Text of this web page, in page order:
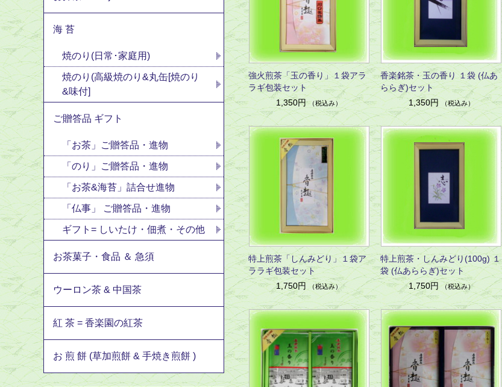
強火煎茶「玉の香り」１袋アラ
ラギ包装セット
1,350円 （税込み）
香楽銘茶・玉の香り １袋 (仏あ
ららぎ)セット
1,350円
（税込み）
特上煎茶「しんみどり」１袋ア
ララギ包装セット
1,750円
（税込み）
特上煎茶・しんみどり(100g) １
袋 (仏あららぎ)セット
1,750円 （税込み）
海 苔
焼のり(日常･家庭用)
焼のり(高級焼のり&丸缶[焼のり
&味付]
ご贈答品 ギフト
「お茶」ご贈答品・進物
「のり」ご贈答品・進物
「お茶&海苔」詰合せ進物
「仏事」 ご贈答品・進物
ギフト= しいたけ・佃煮・その他
お茶菓子・食品 ＆ 急須
ウーロン茶 & 中国茶
紅 茶 = 香楽園の紅茶
お 煎 餅 (草加煎餅 & 手焼き煎餅 )